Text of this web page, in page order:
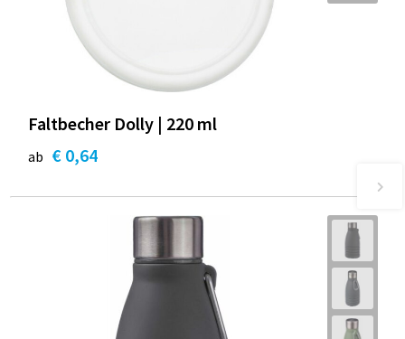
Faltbecher Dolly | 220 ml
ab € 0,64